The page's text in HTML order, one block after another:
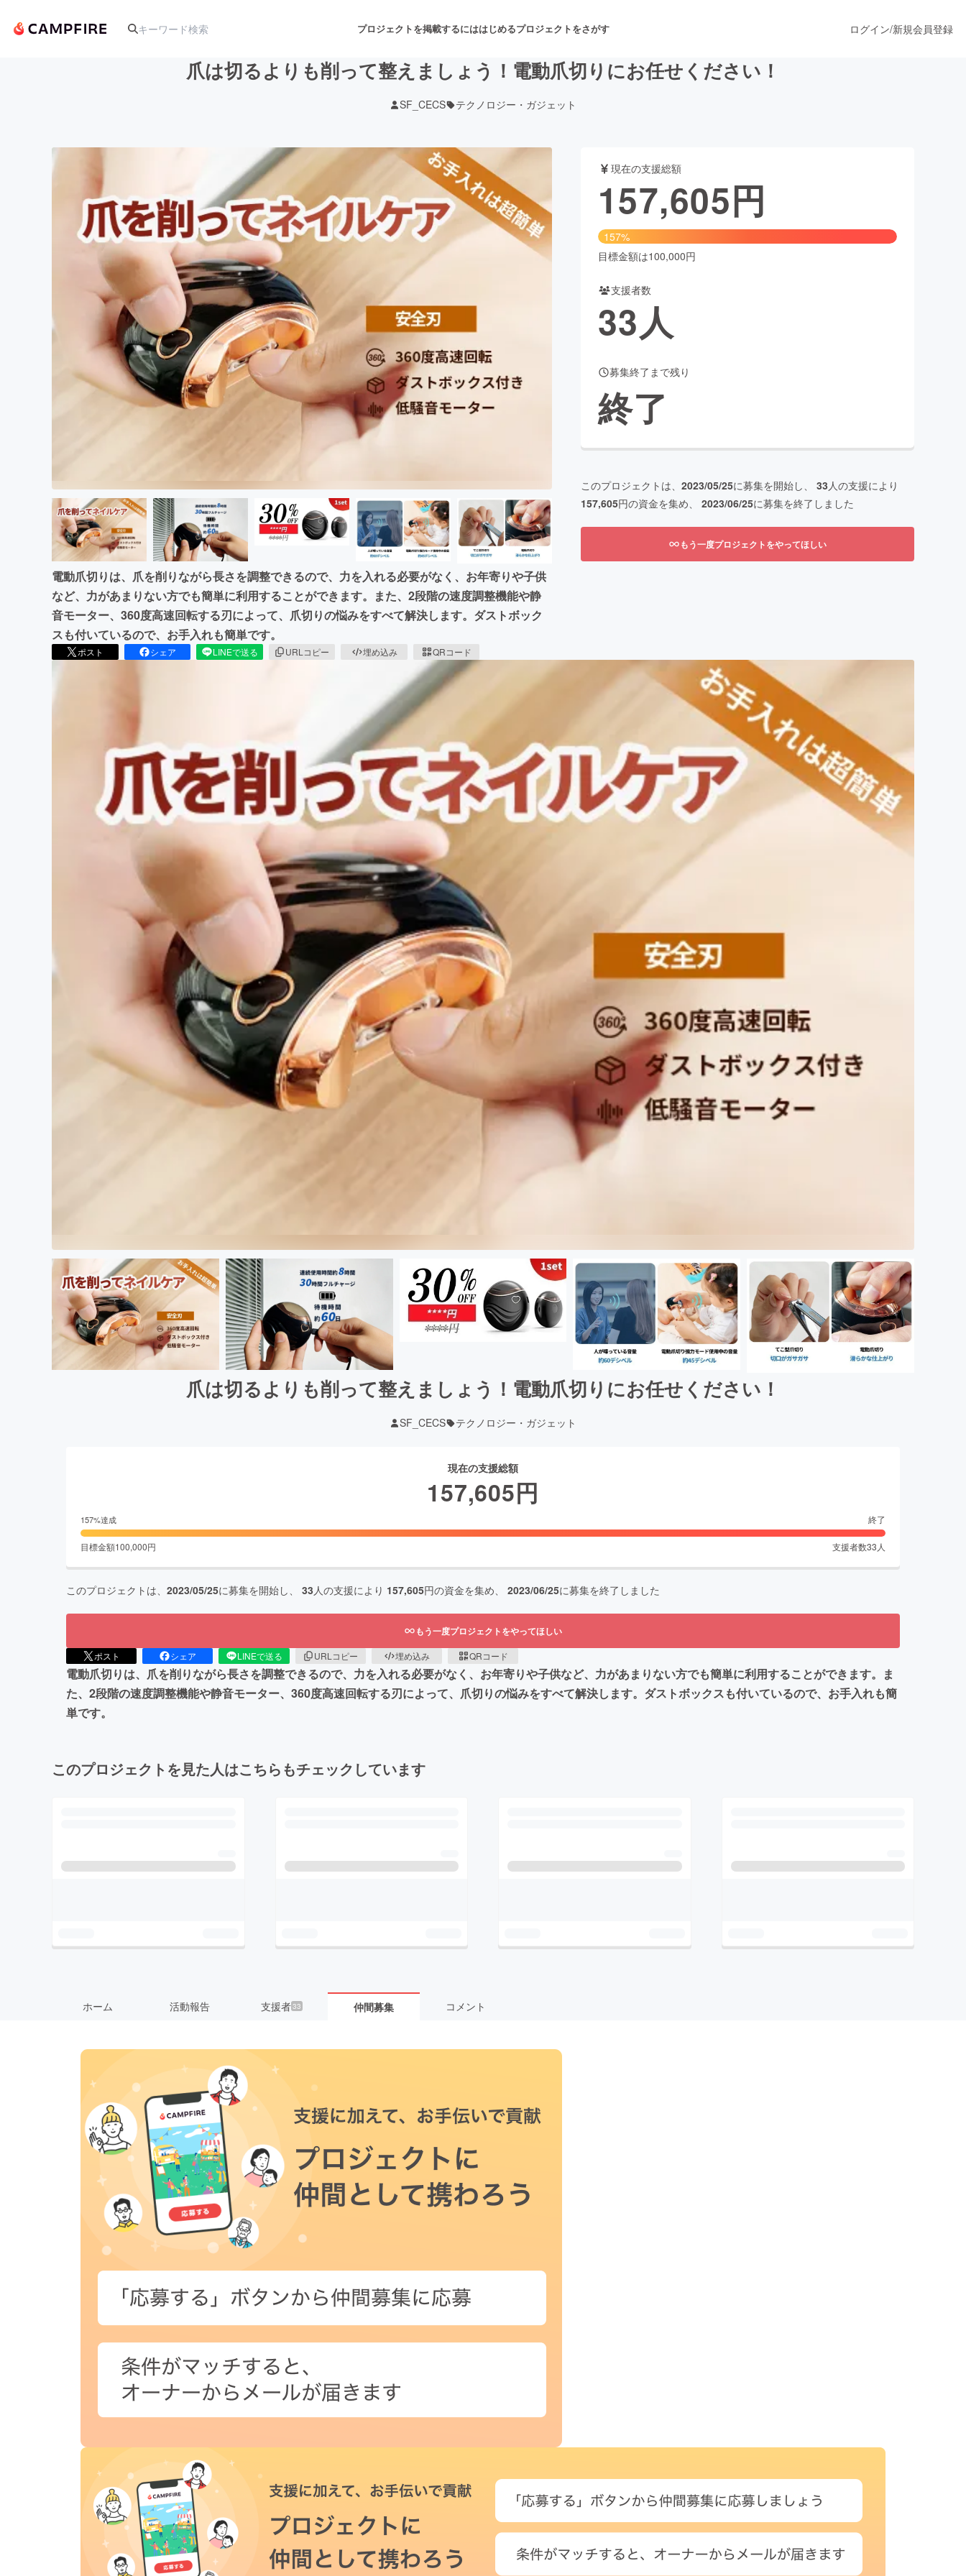
プロジェクトを掲載するにははじめるプロジェクトをさがす
舞台・パフォーマンス
テクノロジー・ガジェット ゲーム・サービス開発 フード・飲食店 ファッション
映像・映画 アニメ・漫画
ビジネス・起業 ビューティー・ヘルスケア
まちづくり・地域活性化
CAMPFIRE for Social GoodCAMPFIRE Creation
CAMPFIREふるさと納税
ログイン/新規会員登録
爪は切るよりも削って整えましょう！電動爪切りにお任せください！
SF_CECS テクノロジー・ガジェット
電動爪切りは、爪を削りながら長さを調整できるので、力を入れる必要がなく、お年寄りや子供
など、力があまりない方でも簡単に利用することができます。また、2段階の速度調整機能や静
音モーター、360度高速回転する刃によって、爪切りの悩みをすべて解決します。ダストボック
スも付いているので、お手入れも簡単です。
ポスト シェア LINEで送る URLコピー 埋め込み QRコード
現在の支援総額
157,605円
157%
目標金額は100,000円
支援者数
33人
募集終了まで残り
終了
このプロジェクトは、 2023/05/25に募集を開始し、 33人の支援により
157,605円の資金を集め、 2023/06/25に募集を終了しました
もう一度プロジェクトをやってほしい
爪は切るよりも削って整えましょう！電動爪切りにお任せください！
SF_CECS テクノロジー・ガジェット
現在の支援総額
157,605円
157%達成 終了
目標金額100,000円 支援者数33 人
このプロジェクトは、 2023/05/25に募集を開始し、 33人の支援により 157,605円の資金を集め、 2023/06/25に募集を終了しました
もう一度プロジェクトをやってほしい
ポスト シェア LINEで送る URLコピー 埋め込み QRコード
電動爪切りは、爪を削りながら長さを調整できるので、力を入れる必要がなく、お年寄りや子供など、力があまりない方でも簡単に利用することができます。ま
た、2段階の速度調整機能や静音モーター、360度高速回転する刃によって、爪切りの悩みをすべて解決します。ダストボックスも付いているので、お手入れも簡
単です。
このプロジェクトを見た人はこちらもチェックしています
ホーム 活動報告 支援者33 仲間募集 コメント